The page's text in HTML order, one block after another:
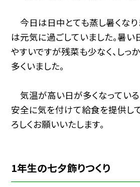
今日は日中とても蒸し暑くなり
は元気に過ごしていました。暑
やすいですが残菜も少なく、しっ
多くいました。
気温が高い日が多くなっている
安全に気を付けて給食を提供し
ろしくお願いいたします。
1年生の七夕飾りつくり